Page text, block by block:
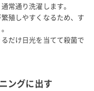
常通り洗濯します。
殖しやすくなるため、す
だけ日光を当てて殺菌で
ングに出す